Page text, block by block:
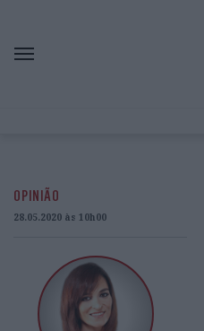
OPINIÃO
28.05.2020 às 10h00